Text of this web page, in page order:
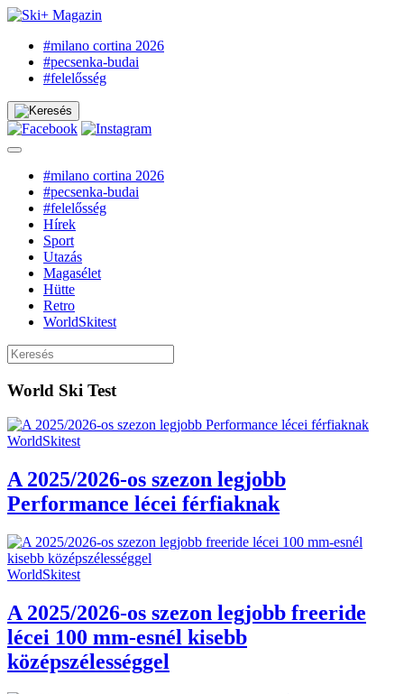
#milano cortina 2026
#pecsenka-budai
#felelősség
#milano cortina 2026
#pecsenka-budai
#felelősség
Hírek
Sport
Utazás
Magasélet
Hütte
Retro
WorldSkitest
World Ski Test
WorldSkitest
A 2025/2026-os szezon legjobb
Performance lécei férfiaknak
WorldSkitest
A 2025/2026-os szezon legjobb freeride
lécei 100 mm-esnél kisebb
középszélességgel